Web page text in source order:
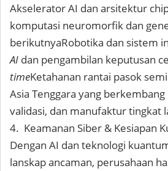
Akselerator AI dan arsitektur
komputasi neuromorfik dan
berikutnyaRobotika dan sistem
AI dan pengambilan keputusan
timeKetahanan rantai pasok
Asia Tenggara yang
validasi, dan manufaktur tingkat
4. Keamanan Siber & Kesiapan
Dengan AI dan teknologi
lanskap ancaman, perusahaan